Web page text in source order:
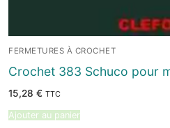
FERMETURES À CROCHET
Crochet 383 Schuco pour
15,28 € TTC
Ajouter au panier